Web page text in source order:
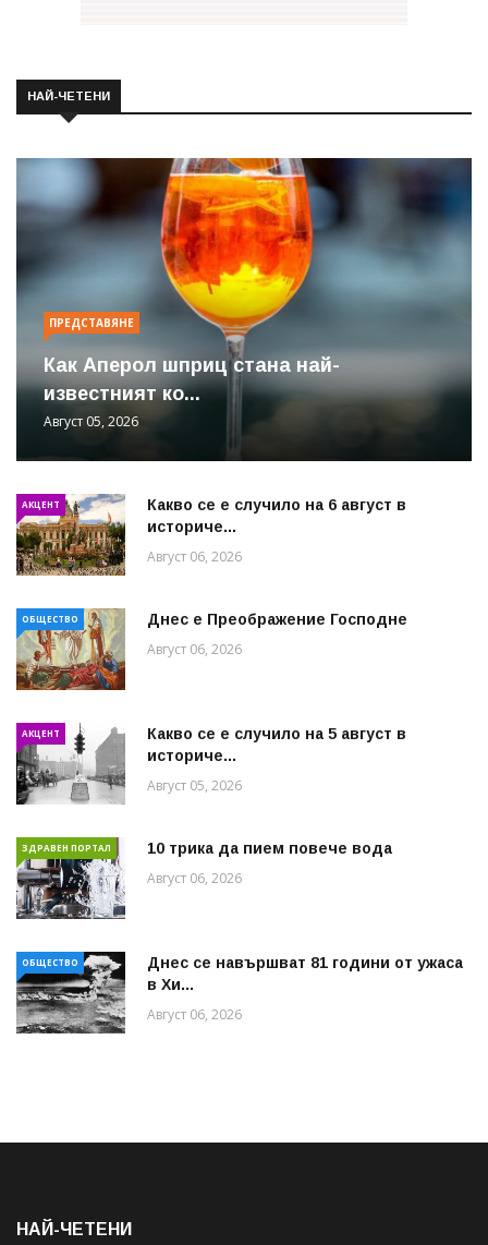
НАЙ-ЧЕТЕНИ
ПРЕДСТАВЯНЕ
Как Аперол шприц стана най-
известният ко...
Август 05, 2026
АКЦЕНТ
Какво се е случило на 6 август в
историче...
Август 06, 2026
ОБЩЕСТВО Днес е Преображение Господне
Август 06, 2026
АКЦЕНТ
Какво се е случило на 5 август в
историче...
Август 05, 2026
ЗДРАВЕН ПОРТАЛ 10 трика да пием повече вода
Август 06, 2026
ОБЩЕСТВО
Днес се навършват 81 години от ужаса
в Хи...
Август 06, 2026
НАЙ-ЧЕТЕНИ